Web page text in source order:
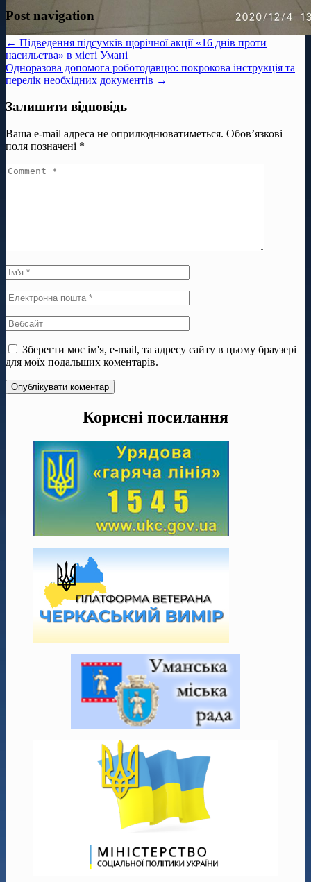
Post navigation
← Підведення підсумків щорічної акції «16 днів проти
насильства» в місті Умані
Одноразова допомога роботодавцю: покрокова інструкція та
перелік необхідних документів →
Залишити відповідь
Ваша e-mail адреса не оприлюднюватиметься. Обов’язкові
поля позначені *
Зберегти моє ім'я, e-mail, та адресу сайту в цьому браузері
для моїх подальших коментарів.
Корисні посилання